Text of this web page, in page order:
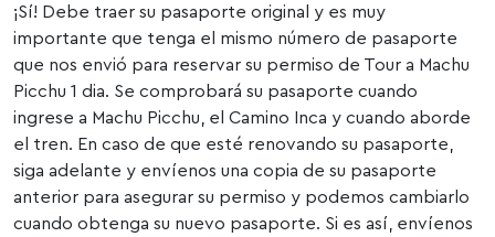
¡Sí! Debe traer su pasaporte original y es muy
importante que tenga el mismo número de pasaporte
que nos envió para reservar su permiso de Tour a Machu
Picchu 1 dia. Se comprobará su pasaporte cuando
ingrese a Machu Picchu, el Camino Inca y cuando aborde
el tren. En caso de que esté renovando su pasaporte,
siga adelante y envíenos una copia de su pasaporte
anterior para asegurar su permiso y podemos cambiarlo
cuando obtenga su nuevo pasaporte. Si es así, envíenos